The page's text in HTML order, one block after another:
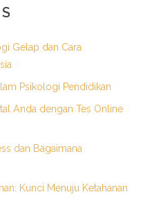
Gelap dan Cara
Psikologi Pendidikan
Anda dengan Tes Online
dan Bagaimana
Kunci Menuju Ketahanan